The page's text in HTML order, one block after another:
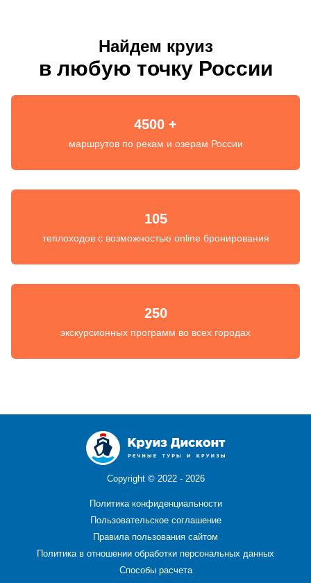
Найдем круиз
в любую точку России
4500 +
маршрутов по рекам и озерам России
105
теплоходов с возможностью online бронирования
250
экскурсионных программ во всех городах
Copyright © 2022 - 2026
Политика конфиденциальности
Пользовательское соглашение
Правила пользования сайтом
Политика в отношении обработки персональных данных
Способы расчета